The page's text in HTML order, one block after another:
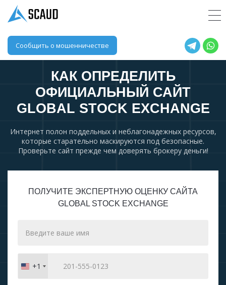
Сообщить о мошенничестве
КАК ОПРЕДЕЛИТЬ
ОФИЦИАЛЬНЫЙ САЙТ
GLOBAL STOCK EXCHANGE
Интернет полон поддельных и неблагонадежных ресурсов,
которые старательно маскируются под безопасные.
Проверьте сайт прежде чем доверять брокеру деньги!
ПОЛУЧИТЕ ЭКСПЕРТНУЮ ОЦЕНКУ САЙТА
GLOBAL STOCK EXCHANGE
United
States
+1